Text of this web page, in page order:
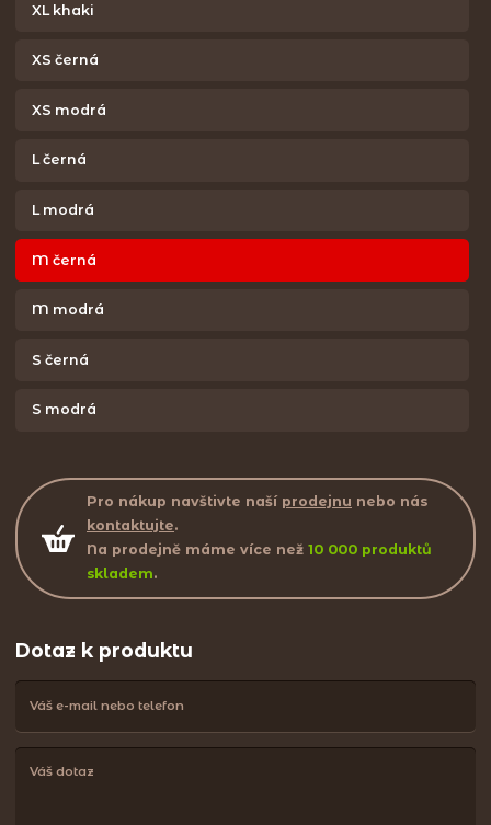
XL khaki
XS černá
XS modrá
L černá
L modrá
M černá
M modrá
S černá
S modrá
Pro nákup navštivte naší prodejnu nebo nás
kontaktujte.
Na prodejně máme více než 10 000 produktů
skladem.
Dotaz k produktu